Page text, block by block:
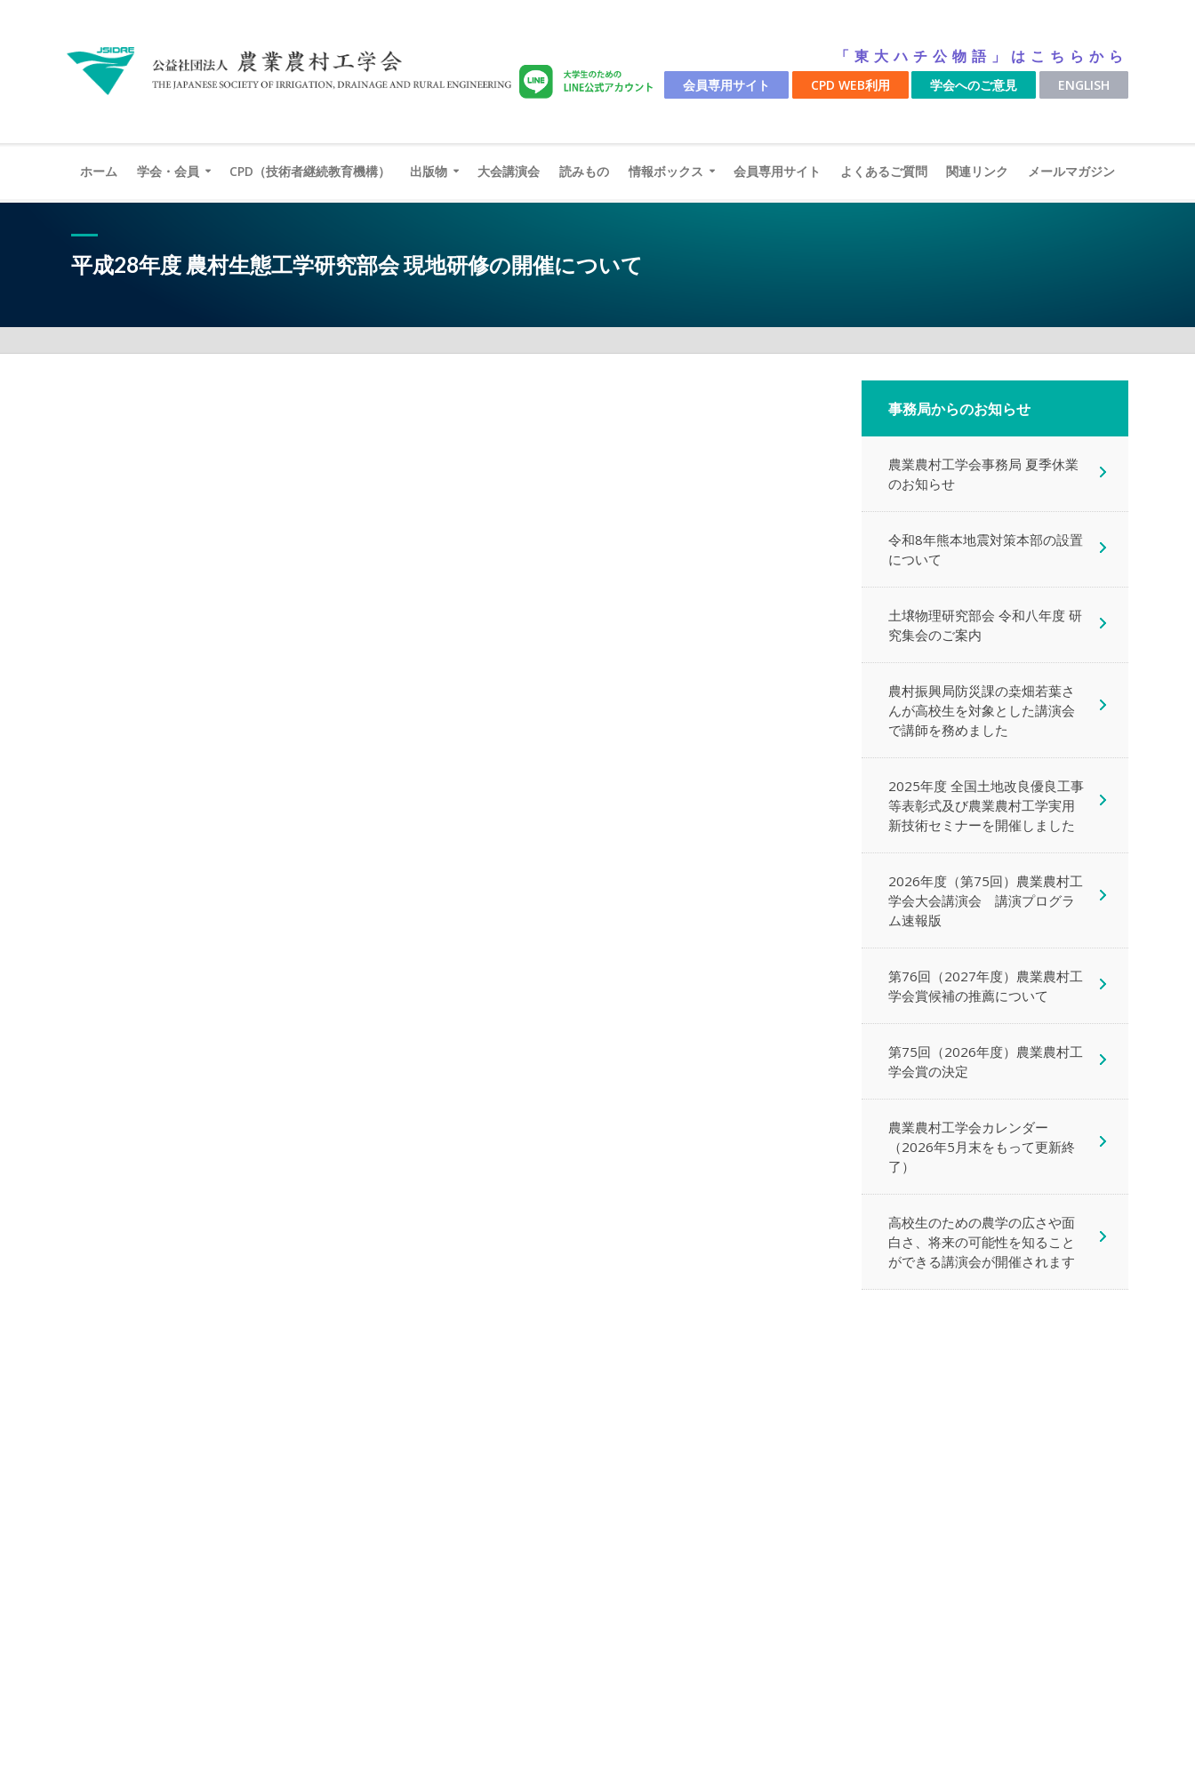
「東大ハチ公物語」はこちらから
会員専用サイト CPD WEB利用 学会へのご意見 ENGLISH
ホーム 学会・会員 CPD（技術者継続教育機構） 出版物 大会講演会 読みもの 情報ボックス 会員専用サイト よくあるご質問 関連リンク メールマガジン
平成28年度 農村生態工学研究部会 現地研修の開催について
事務局からのお知らせ
農業農村工学会事務局 夏季休業
のお知らせ
令和8年熊本地震対策本部の設置
について
土壌物理研究部会 令和八年度 研
究集会のご案内
農村振興局防災課の桒畑若葉さ
んが高校生を対象とした講演会
で講師を務めました
2025年度 全国土地改良優良工事
等表彰式及び農業農村工学実用
新技術セミナーを開催しました
2026年度（第75回）農業農村工
学会大会講演会 講演プログラ
ム速報版
第76回（2027年度）農業農村工
学会賞候補の推薦について
第75回（2026年度）農業農村工
学会賞の決定
農業農村工学会カレンダー
（2026年5月末をもって更新終
了）
高校生のための農学の広さや面
白さ、将来の可能性を知ること
ができる講演会が開催されます